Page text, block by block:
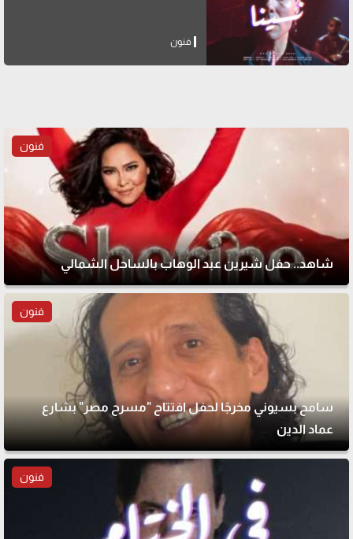
فنون
فنون
شاهد.. حفل شيرين عبد الوهاب بالساحل الشمالي
فنون
سامح بسيوني مخرجًا لحفل افتتاح "مسرح مصر" بشارع
عماد الدين
فنون